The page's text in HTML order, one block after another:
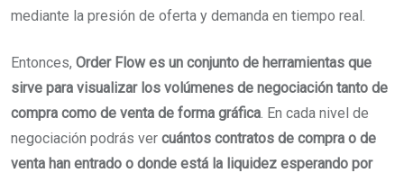
mediante la presión de oferta y demanda en tiempo real.
Entonces, Order Flow es un conjunto de herramientas que
sirve para visualizar los volúmenes de negociación tanto de
compra como de venta de forma gráfica. En cada nivel de
negociación podrás ver cuántos contratos de compra o de
venta han entrado o donde está la liquidez esperando por